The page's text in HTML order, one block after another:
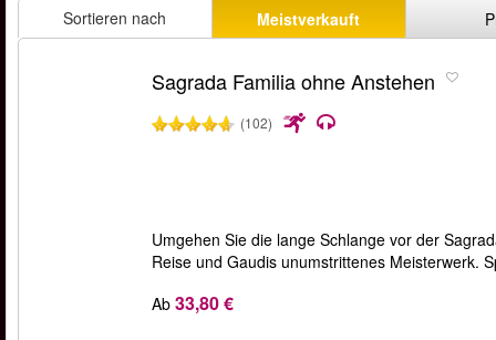
Sortieren nach Meistverkauft
Sagrada Familia ohne Anstehen
(102)
Umgehen Sie die lange Schlange vor der
Reise und Gaudis unumstrittenes Meisterwerk.
Ab 33,80 €